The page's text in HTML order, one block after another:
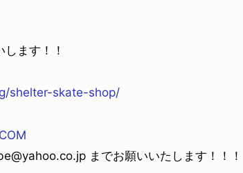
ます！！
shelter-skate-shop/
までお願いいたします！！！